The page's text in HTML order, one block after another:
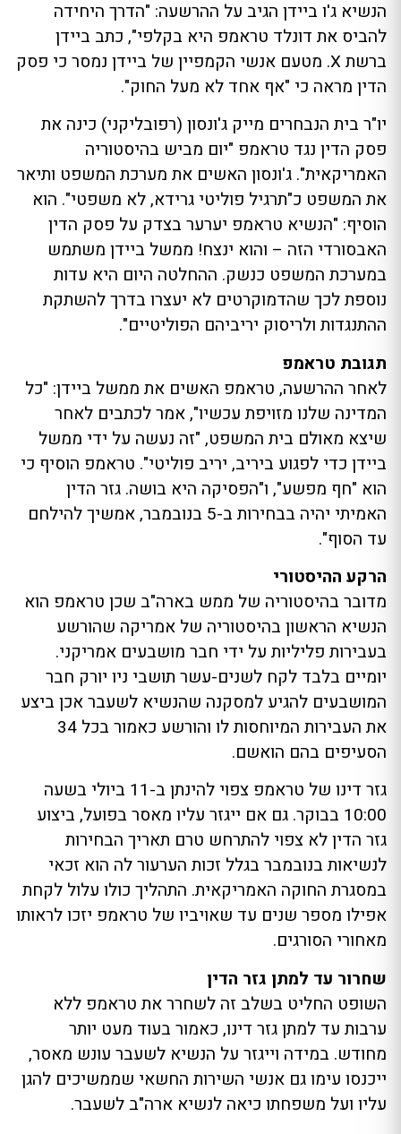
הנשיא ג'ו ביידן הגיב על ההרשעה: "הדרך היחידה
להביס את דונלד טראמפ היא בקלפי", כתב ביידן
ברשת X. מטעם אנשי הקמפיין של ביידן נמסר כי פסק
הדין מראה כי "אף אחד לא מעל החוק".
יו"ר בית הנבחרים מייק ג'ונסון (רפובליקני) כינה את
פסק הדין נגד טראמפ "יום מביש בהיסטוריה
האמריקאית". ג'ונסון האשים את מערכת המשפט ותיאר
את המשפט כ"תרגיל פוליטי גרידא, לא משפטי". הוא
הוסיף: "הנשיא טראמפ יערער בצדק על פסק הדין
האבסורדי הזה – והוא ינצח! ממשל ביידן משתמש
במערכת המשפט כנשק. ההחלטה היום היא עדות
נוספת לכך שהדמוקרטים לא יעצרו בדרך להשתקת
ההתנגדות ולריסוק יריביהם הפוליטיים".
תגובת טראמפ
לאחר ההרשעה, טראמפ האשים את ממשל ביידן: "כל
המדינה שלנו מזויפת עכשיו", אמר לכתבים לאחר
שיצא מאולם בית המשפט, "זה נעשה על ידי ממשל
ביידן כדי לפגוע ביריב, יריב פוליטי". טראמפ הוסיף כי
הוא "חף מפשע", ו"הפסיקה היא בושה. גזר הדין
האמיתי יהיה בבחירות ב-5 בנובמבר, אמשיך להילחם
עד הסוף".
הרקע ההיסטורי
מדובר בהיסטוריה של ממש בארה"ב שכן טראמפ הוא
הנשיא הראשון בהיסטוריה של אמריקה שהורשע
בעבירות פליליות על ידי חבר מושבעים אמריקני.
יומיים בלבד לקח לשנים-עשר תושבי ניו יורק חבר
המושבעים להגיע למסקנה שהנשיא לשעבר אכן ביצע
את העבירות המיוחסות לו והורשע כאמור בכל 34
הסעיפים בהם הואשם.
גזר דינו של טראמפ צפוי להינתן ב-11 ביולי בשעה
10:00 בבוקר. גם אם ייגזר עליו מאסר בפועל, ביצוע
גזר הדין לא צפוי להתרחש טרם תאריך הבחירות
לנשיאות בנובמבר בגלל זכות הערעור לה הוא זכאי
במסגרת החוקה האמריקאית. התהליך כולו עלול לקחת
אפילו מספר שנים עד שאויביו של טראמפ יזכו לראותו
מאחורי הסורגים.
שחרור עד למתן גזר הדין
השופט החליט בשלב זה לשחרר את טראמפ ללא
ערבות עד למתן גזר דינו, כאמור בעוד מעט יותר
מחודש. במידה וייגזר על הנשיא לשעבר עונש מאסר,
ייכנסו עימו גם אנשי השירות החשאי שממשיכים להגן
עליו ועל משפחתו כיאה לנשיא ארה"ב לשעבר.